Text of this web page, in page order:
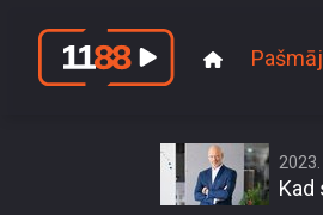
Kad